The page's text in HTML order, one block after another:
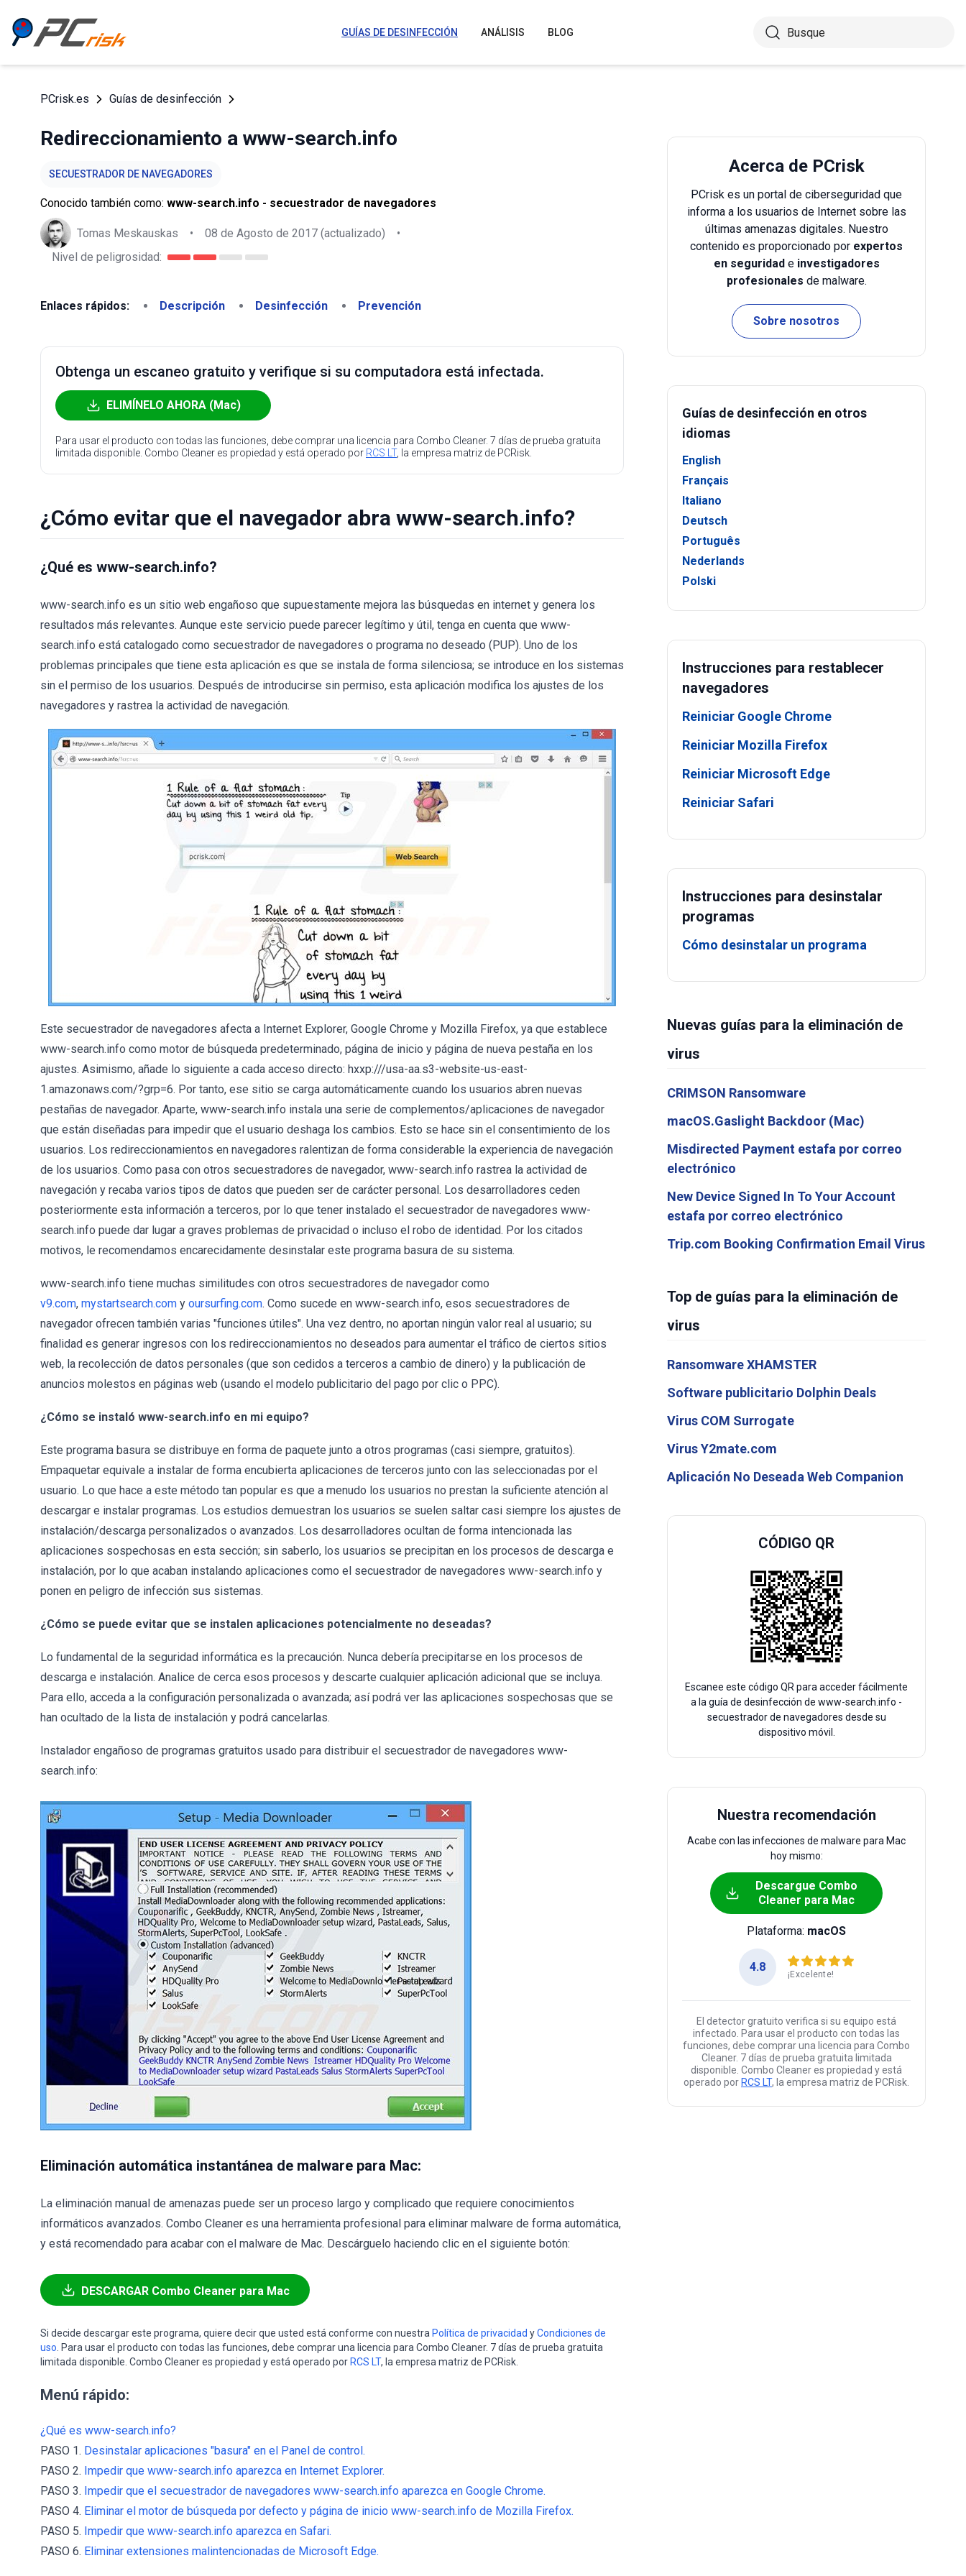
GUÍAS DE DESINFECCIÓN ANÁLISIS BLOG
PCrisk.es Guías de desinfección
Redireccionamiento a www-search.info
SECUESTRADOR DE NAVEGADORES
Conocido también como: www-search.info - secuestrador de navegadores
Tomas Meskauskas • 08 de Agosto de 2017 (actualizado)
•
Nivel de peligrosidad:
Enlaces rápidos: Descripción Desinfección Prevención
Obtenga un escaneo gratuito y verifique si su computadora está infectada.
ELIMÍNELO AHORA (Mac)
Para usar el producto con todas las funciones, debe comprar una licencia para Combo Cleaner. 7 días de prueba gratuita
limitada disponible. Combo Cleaner es propiedad y está operado por RCS LT, la empresa matriz de PCRisk.
¿Cómo evitar que el navegador abra www-search.info?
¿Qué es www-search.info?
www-search.info es un sitio web engañoso que supuestamente mejora las búsquedas en internet y genera los
resultados más relevantes. Aunque este servicio puede parecer legítimo y útil, tenga en cuenta que www-
search.info está catalogado como secuestrador de navegadores o programa no deseado (PUP). Uno de los
problemas principales que tiene esta aplicación es que se instala de forma silenciosa; se introduce en los sistemas
sin el permiso de los usuarios. Después de introducirse sin permiso, esta aplicación modifica los ajustes de los
navegadores y rastrea la actividad de navegación.
Este secuestrador de navegadores afecta a Internet Explorer, Google Chrome y Mozilla Firefox, ya que establece
www-search.info como motor de búsqueda predeterminado, página de inicio y página de nueva pestaña en los
ajustes. Asimismo, añade lo siguiente a cada acceso directo: hxxp:///usa-aa.s3-website-us-east-
1.amazonaws.com/?grp=6. Por tanto, ese sitio se carga automáticamente cuando los usuarios abren nuevas
pestañas de navegador. Aparte, www-search.info instala una serie de complementos/aplicaciones de navegador
que están diseñadas para impedir que el usuario deshaga los cambios. Esto se hace sin el consentimiento de los
usuarios. Los redireccionamientos en navegadores ralentizan de forma considerable la experiencia de navegación
de los usuarios. Como pasa con otros secuestradores de navegador, www-search.info rastrea la actividad de
navegación y recaba varios tipos de datos que pueden ser de carácter personal. Los desarrolladores ceden
posteriormente esta información a terceros, por lo que tener instalado el secuestrador de navegadores www-
search.info puede dar lugar a graves problemas de privacidad o incluso el robo de identidad. Por los citados
motivos, le recomendamos encarecidamente desinstalar este programa basura de su sistema.
www-search.info tiene muchas similitudes con otros secuestradores de navegador como
v9.com, mystartsearch.com y oursurfing.com. Como sucede en www-search.info, esos secuestradores de
navegador ofrecen también varias "funciones útiles". Una vez dentro, no aportan ningún valor real al usuario; su
finalidad es generar ingresos con los redireccionamientos no deseados para aumentar el tráfico de ciertos sitios
web, la recolección de datos personales (que son cedidos a terceros a cambio de dinero) y la publicación de
anuncios molestos en páginas web (usando el modelo publicitario del pago por clic o PPC).
¿Cómo se instaló www-search.info en mi equipo?
Este programa basura se distribuye en forma de paquete junto a otros programas (casi siempre, gratuitos).
Empaquetar equivale a instalar de forma encubierta aplicaciones de terceros junto con las seleccionadas por el
usuario. Lo que hace a este método tan popular es que a menudo los usuarios no prestan la suficiente atención al
descargar e instalar programas. Los estudios demuestran los usuarios se suelen saltar casi siempre los ajustes de
instalación/descarga personalizados o avanzados. Los desarrolladores ocultan de forma intencionada las
aplicaciones sospechosas en esta sección; sin saberlo, los usuarios se precipitan en los procesos de descarga e
instalación, por lo que acaban instalando aplicaciones como el secuestrador de navegadores www-search.info y
ponen en peligro de infección sus sistemas.
¿Cómo se puede evitar que se instalen aplicaciones potencialmente no deseadas?
Lo fundamental de la seguridad informática es la precaución. Nunca debería precipitarse en los procesos de
descarga e instalación. Analice de cerca esos procesos y descarte cualquier aplicación adicional que se incluya.
Para ello, acceda a la configuración personalizada o avanzada; así podrá ver las aplicaciones sospechosas que se
han ocultado de la lista de instalación y podrá cancelarlas.
Instalador engañoso de programas gratuitos usado para distribuir el secuestrador de navegadores www-
search.info:
Eliminación automática instantánea de malware para Mac:
La eliminación manual de amenazas puede ser un proceso largo y complicado que requiere conocimientos
informáticos avanzados. Combo Cleaner es una herramienta profesional para eliminar malware de forma automática,
y está recomendado para acabar con el malware de Mac. Descárguelo haciendo clic en el siguiente botón:
DESCARGAR Combo Cleaner para Mac
Si decide descargar este programa, quiere decir que usted está conforme con nuestra Política de privacidad yCondiciones de
uso . Para usar el producto con todas las funciones, debe comprar una licencia para Combo Cleaner. 7 días de prueba gratuita
limitada disponible. Combo Cleaner es propiedad y está operado por RCS LT, la empresa matriz de PCRisk.
Menú rápido:
¿Qué es www-search.info?
PASO 1. Desinstalar aplicaciones "basura" en el Panel de control.
PASO 2. Impedir que www-search.info aparezca en Internet Explorer.
PASO 3. Impedir que el secuestrador de navegadores www-search.info aparezca en Google Chrome.
PASO 4. Eliminar el motor de búsqueda por defecto y página de inicio www-search.info de Mozilla Firefox.
PASO 5. Impedir que www-search.info aparezca en Safari.
PASO 6. Eliminar extensiones malintencionadas de Microsoft Edge.
Acerca de PCrisk
PCrisk es un portal de ciberseguridad que
informa a los usuarios de Internet sobre las
últimas amenazas digitales. Nuestro
contenido es proporcionado por expertos
en seguridade investigadores
profesionales de malware.
Sobre nosotros
Guías de desinfección en otros
idiomas
English
Français
Italiano
Deutsch
Português
Nederlands
Polski
Instrucciones para restablecer
navegadores
Reiniciar Google Chrome
Reiniciar Mozilla Firefox
Reiniciar Microsoft Edge
Reiniciar Safari
Instrucciones para desinstalar
programas
Cómo desinstalar un programa
Nuevas guías para la eliminación de
virus
CRIMSON Ransomware
macOS.Gaslight Backdoor (Mac)
Misdirected Payment estafa por correo
electrónico
New Device Signed In To Your Account
estafa por correo electrónico
Trip.com Booking Confirmation Email Virus
Top de guías para la eliminación de
virus
Ransomware XHAMSTER
Software publicitario Dolphin Deals
Virus COM Surrogate
Virus Y2mate.com
Aplicación No Deseada Web Companion
CÓDIGO QR
Escanee este código QR para acceder fácilmente
a la guía de desinfección de www-search.info -
secuestrador de navegadores desde su
dispositivo móvil.
Nuestra recomendación
Acabe con las infecciones de malware para Mac
hoy mismo:
Descargue Combo
Cleaner para Mac
Plataforma: macOS
4.8
¡Excelente!
El detector gratuito verifica si su equipo está
infectado. Para usar el producto con todas las
funciones, debe comprar una licencia para Combo
Cleaner. 7 días de prueba gratuita limitada
disponible. Combo Cleaner es propiedad y está
operado por RCS LT, la empresa matriz de PCRisk.